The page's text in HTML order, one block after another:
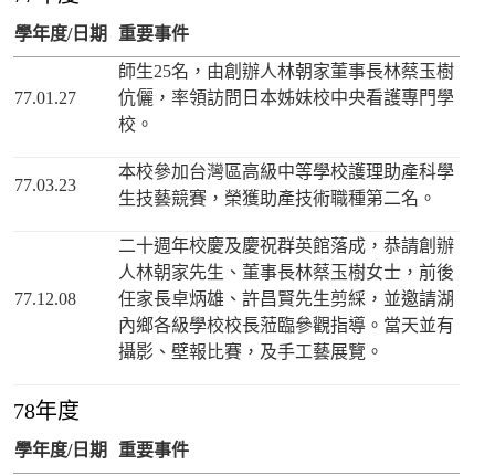
學年度/日期 重要事件
77.01.27
師生25名，由創辦人林朝家董事長林蔡玉樹
伉儷，率領訪問日本姊妹校中央看護專門學
校。
77.03.23
本校參加台灣區高級中等學校護理助產科學
生技藝競賽，榮獲助產技術職種第二名。
77.12.08
二十週年校慶及慶祝群英館落成，恭請創辦
人林朝家先生、董事長林蔡玉樹女士，前後
任家長卓炳雄、許昌賢先生剪綵，並邀請湖
內鄉各級學校校長蒞臨參觀指導。當天並有
攝影、壁報比賽，及手工藝展覽。
78年度
學年度/日期 重要事件